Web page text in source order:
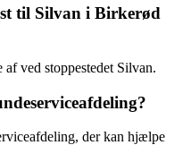
til Silvan i Birkerød
ved stoppestedet Silvan.
der kan hjælpe